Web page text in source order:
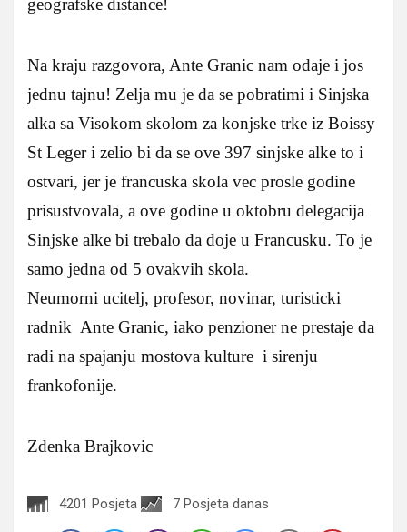
Na kraju razgovora, Ante Granic nam odaje i jos
jednu tajnu! Zelja mu je da se pobratimi i Sinjska
alka sa Visokom skolom za konjske trke iz Boissy
St Leger i zelio bi da se ove 397 sinjske alke to i
ostvari, jer je francuska skola vec prosle godine
prisustvovala, a ove godine u oktobru delegacija
Sinjske alke bi trebalo da doje u Francusku. To je
samo jedna od 5 ovakvih skola.
Neumorni ucitelj, profesor, novinar, turisticki
radnik Ante Granic, iako penzioner ne prestaje da
radi na spajanju mostova kulture i sirenju
frankofonije.
Zdenka Brajkovic
4201 Posjeta 7 Posjeta danas